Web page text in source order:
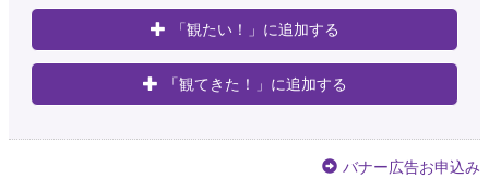
「観たい！」に追加する
「観てきた！」に追加する
バナー広告お申込み